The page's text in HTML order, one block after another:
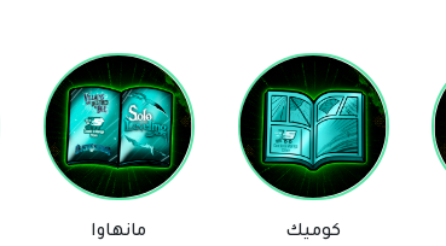
مانهاوا ستيكرز